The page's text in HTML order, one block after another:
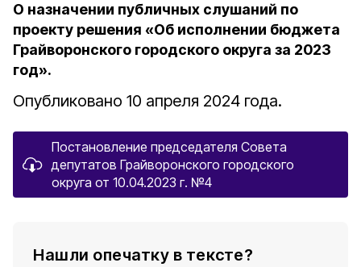
О назначении публичных слушаний по
проекту решения «Об исполнении бюджета
Грайворонского городского округа за 2023
год».
Опубликовано 10 апреля 2024 года.
Постановление председателя Совета
депутатов Грайворонского городского
округа от 10.04.2023 г. №4
Нашли опечатку в тексте?